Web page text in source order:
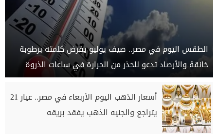
الطقس اليوم في مصر.. صيف يوليو يفرض كلمته برطوبة
خانقة والأرصاد تدعو للحذر من الحرارة في ساعات الذروة
أسعار الذهب اليوم الأربعاء في مصر.. عيار 21
يتراجع والجنيه الذهب يفقد بريقه